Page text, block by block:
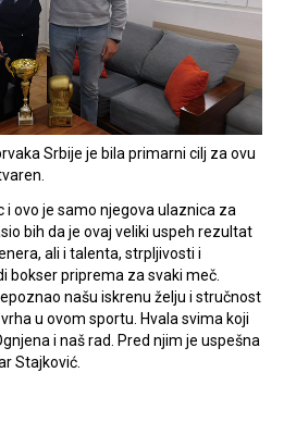
Srbije je bila primarni cilj za ovu
i ovo je samo njegova ulaznica za
bih da je ovaj veliki uspeh rezultat
ali i talenta, strpljivosti i
bokser priprema za svaki meč.
našu iskrenu želju i stručnost
u ovom sportu. Hvala svima koji
i naš rad. Pred njim je uspešna
Stajković.